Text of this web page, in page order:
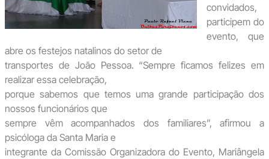
convidados,
participem do
evento, que
abre os festejos natalinos do setor de
transportes de João Pessoa. “Sempre ficamos felizes em
realizar essa celebração,
porque sabemos que temos uma grande participação dos
nossos funcionários que
sempre vêm acompanhados dos familiares”, afirmou a
psicóloga da Santa Maria e
integrante da Comissão Organizadora do Evento, Mariângela